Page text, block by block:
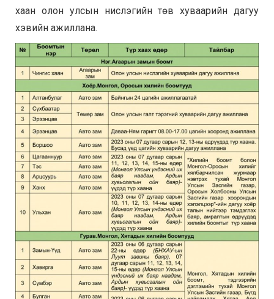
хаан олон улсын нислэгийн төв хуваарийн дагуу
хэвийн ажиллана.